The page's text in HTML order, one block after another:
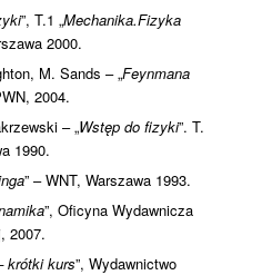
”, T.1 „Mechanika.Fizyka
2000.
M. Sands – „Feynmana
2004.
– „Wstęp do fizyki”. T.
1990.
” – WNT, Warszawa 1993.
”, Oficyna Wydawnicza
2007.
krótki kurs”, Wydawnictwo